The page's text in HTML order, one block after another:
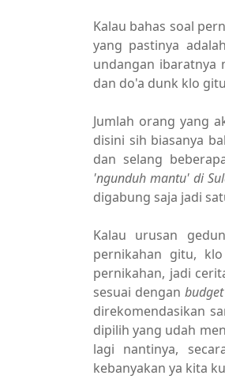
Kalau bahas soal
yang pastinya
undangan ibaratnya
dan do'a dunk klo
Jumlah orang yang
disini sih biasanya
dan selang
'ngunduh mantu' di
digabung saja jadi
Kalau urusan
pernikahan gitu,
pernikahan, jadi
sesuai dengan
direkomendasikan
dipilih yang udah
lagi nantinya,
kebanyakan ya kita